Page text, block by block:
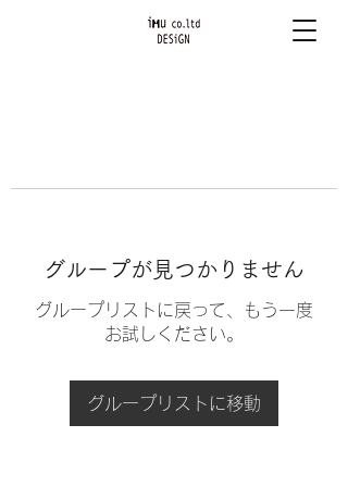
グループが見つかりません
グループリストに戻って、もう一度
お試しください。
グループリストに移動